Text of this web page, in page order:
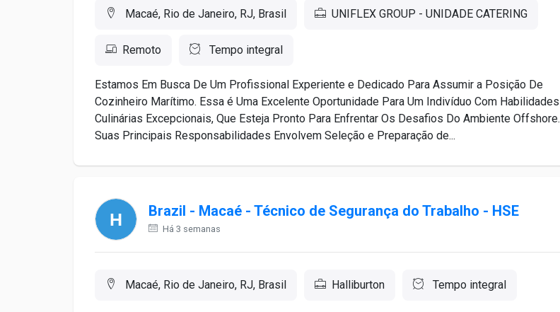
Macaé, Rio de Janeiro, RJ, Brasil UNIFLEX GROUP - UNIDADE CATERING
Remoto Tempo integral
Estamos Em Busca De Um Profissional Experiente e Dedicado Para Assumir a Posição De
Cozinheiro Marítimo. Essa é Uma Excelente Oportunidade Para Um Indivíduo Com Habilidades
Culinárias Excepcionais, Que Esteja Pronto Para Enfrentar Os Desafios Do Ambiente Offshore.
Suas Principais Responsabilidades Envolvem Seleção e Preparação de...
Brazil - Macaé - Técnico de Segurança do Trabalho - HSE
Há 3 semanas
Macaé, Rio de Janeiro, RJ, Brasil Halliburton Tempo integral